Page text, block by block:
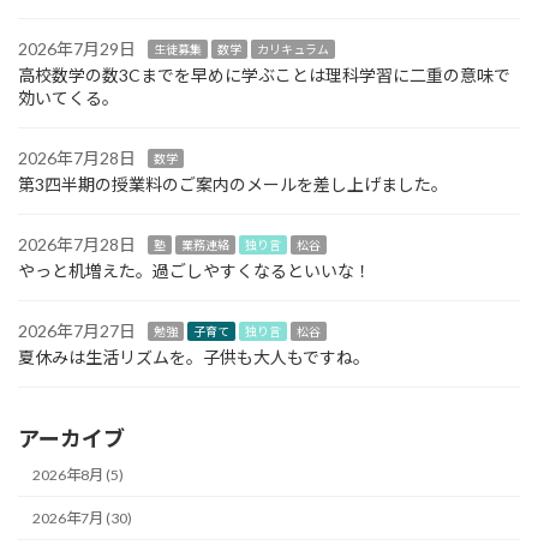
2026年7月29日 生徒募集 数学 カリキュラム
高校数学の数3Cまでを早めに学ぶことは理科学習に二重の意味で
効いてくる。
2026年7月28日 数学
第3四半期の授業料のご案内のメールを差し上げました。
2026年7月28日 塾 業務連絡 独り言 松谷
やっと机増えた。過ごしやすくなるといいな！
2026年7月27日 勉強 子育て 独り言 松谷
夏休みは生活リズムを。子供も大人もですね。
アーカイブ
2026年8月 (5)
2026年7月 (30)